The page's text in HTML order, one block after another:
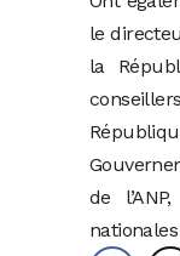
le
la
de